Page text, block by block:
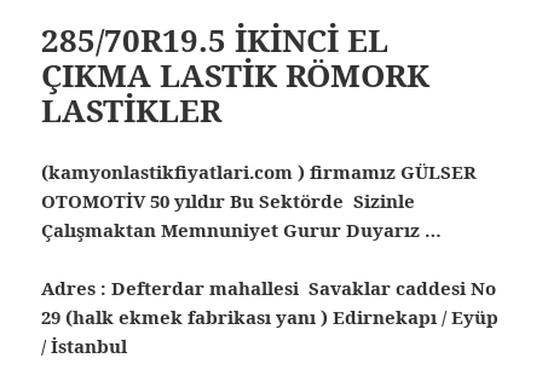
285/70R19.5 İKİNCİ EL
ÇIKMA LASTİK RÖMORK
LASTİKLER
(kamyonlastikfiyatlari.com ) firmamız GÜLSER
OTOMOTİV 50 yıldır Bu Sektörde Sizinle
Çalışmaktan Memnuniyet Gurur Duyarız …
Adres : Defterdar mahallesi Savaklar caddesi No
29 (halk ekmek fabrikası yanı ) Edirnekapı / Eyüp
/ İstanbul